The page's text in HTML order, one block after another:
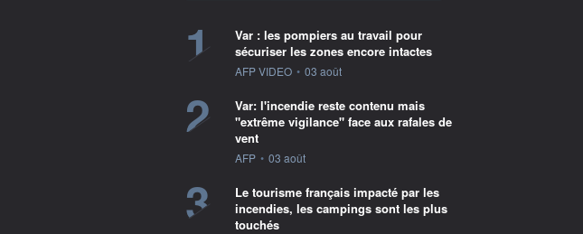
1
Var : les pompiers au travail pour
sécuriser les zones encore intactes
information fournie par
AFP VIDEO • 03 août
2
Var: l'incendie reste contenu mais
"extrême vigilance" face aux rafales de
vent
information fournie par
AFP • 03 août
3
Le tourisme français impacté par les
incendies, les campings sont les plus
touchés